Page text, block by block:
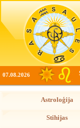
07.08.2026
Astroloģija
Stihijas